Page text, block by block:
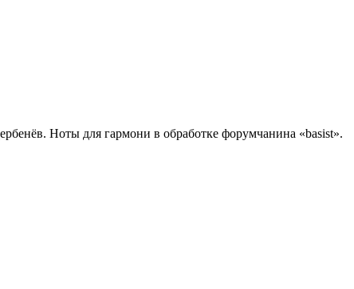
Ноты для гармони в обработке форумчанина «basist».